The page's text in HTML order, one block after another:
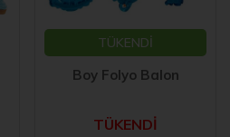
TÜKENDİ
Boy Folyo Balon
TÜKENDİ